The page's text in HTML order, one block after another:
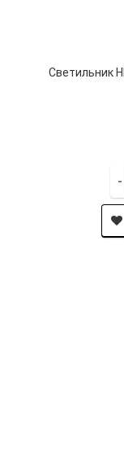
Светильник
-